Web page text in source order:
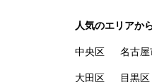
人気のエリアか
中央区 名古屋
大田区 目黒区